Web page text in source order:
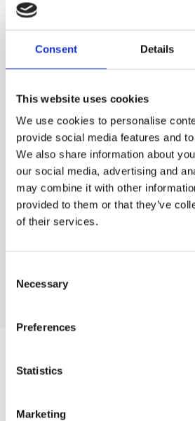
Consent Details
This website uses cookies
We use cookies to personalise
provide social media features and
We also share information about
our social media, advertising and
may combine it with other
provided to them or that they’ve
of their services.
Selection
Necessary
Preferences
Statistics
Marketing
ALFA ROMEO
147
156
159
166
Brera